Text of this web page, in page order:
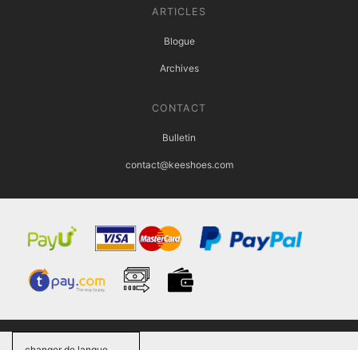
ARTICLES
Blogue
Archives
CONTACT
Bulletin
contact@keeshoes.com